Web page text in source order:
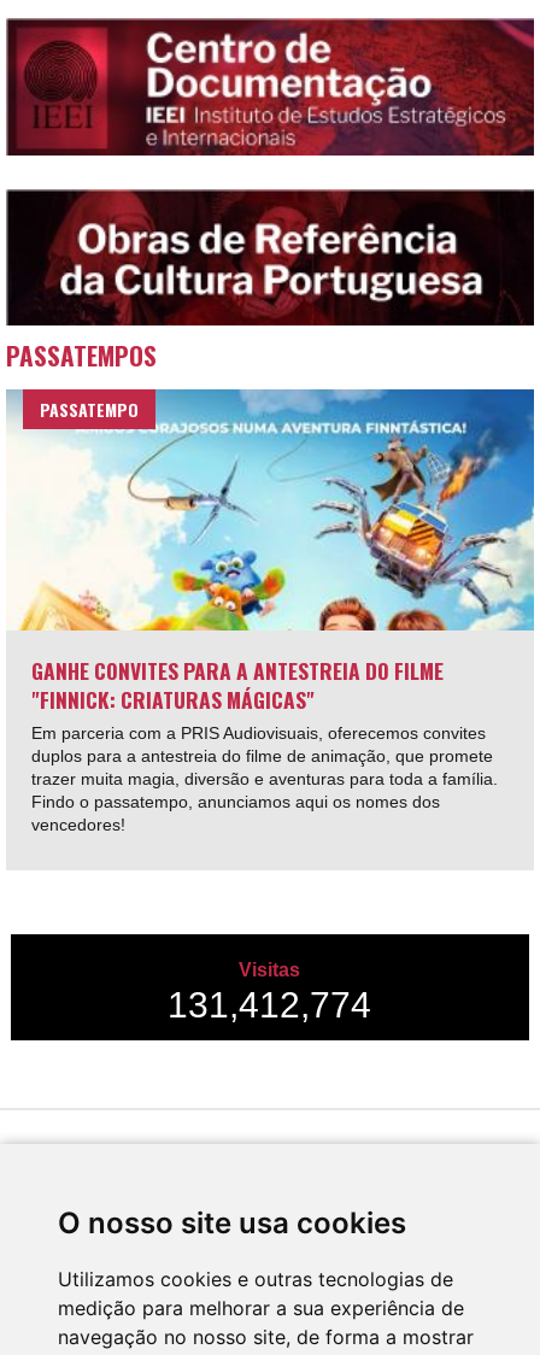
O nosso site usa cookies
Utilizamos cookies e outras tecnologias de
medição para melhorar a sua experiência de
navegação no nosso site, de forma a mostrar
PASSATEMPOS
PASSATEMPO
GANHE CONVITES PARA A ANTESTREIA DO FILME
"FINNICK: CRIATURAS MÁGICAS"
Em parceria com a PRIS Audiovisuais, oferecemos convites
duplos para a antestreia do filme de animação, que promete
trazer muita magia, diversão e aventuras para toda a família.
Findo o passatempo, anunciamos aqui os nomes dos
vencedores!
Visitas
131,412,774